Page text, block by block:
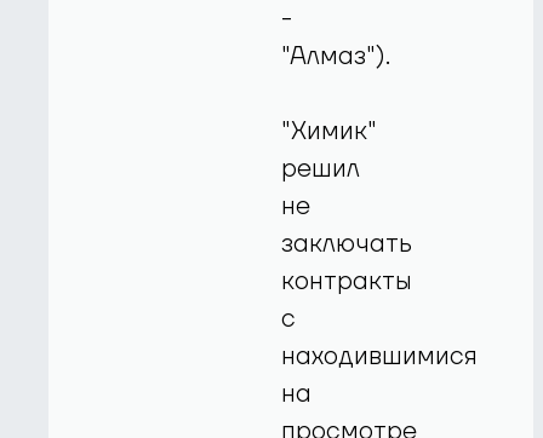
-
"Алмаз").
"Химик"
решил
не
заключать
контракты
с
находившимися
на
просмотре